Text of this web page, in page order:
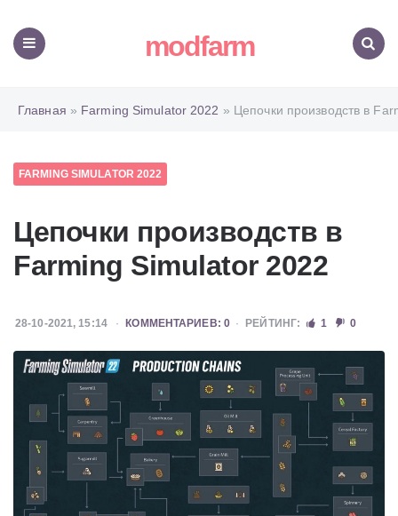
modfarm
Главная » Farming Simulator 2022 » Цепочки производств в
FARMING SIMULATOR 2022
Цепочки производств в
Farming Simulator 2022
28-10-2021, 15:14 КОММЕНТАРИЕВ: 0 РЕЙТИНГ: 1 0